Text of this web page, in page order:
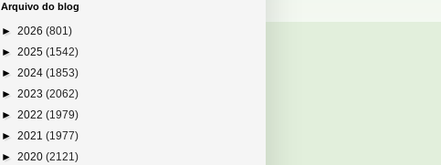
Arquivo do blog
► 2026 (801)
► 2025 (1542)
► 2024 (1853)
► 2023 (2062)
► 2022 (1979)
► 2021 (1977)
► 2020 (2121)